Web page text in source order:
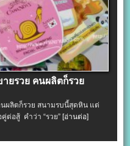
ายรวย คนผลิตก็รวย
นผลิตก็รวย สนามรบนี้สุดหิน แต่
ต่อสู้ คำว่า “รวย”[อ่านต่อ]